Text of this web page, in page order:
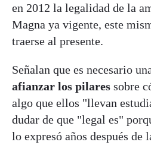
en 2012 la legalidad de la
Magna ya vigente, este
traerse al presente.
Señalan que es necesario
afianzar los pilares sobre
algo que ellos "llevan
dudar de que "legal es"
lo expresó años después de